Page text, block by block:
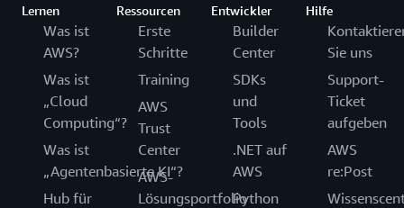
Lernen
Was ist
AWS?
Was ist
„Cloud
Computing“?
Was ist
„Agentenbasierte KI“?
Hub für
Ressourcen
Erste
Schritte
Training
AWS
Trust
Center
AWS-
Lösungsportfolio
Entwickler
Builder
Center
SDKs
und
Tools
.NET auf
AWS
Python
Hilfe
Sie uns
Support-
Ticket
aufgeben
AWS
re:Post